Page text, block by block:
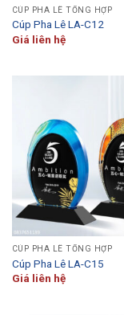
CÚP PHA LÊ TỔNG HỢP
Cúp Pha Lê LA-C12
Giá liên hệ
CÚP PHA LÊ TỔNG HỢP
Cúp Pha Lê LA-C15
Giá liên hệ